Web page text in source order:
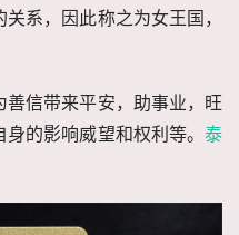
系，因此称之为女王国，
信带来平安，助事业，旺
的影响威望和权利等。 泰